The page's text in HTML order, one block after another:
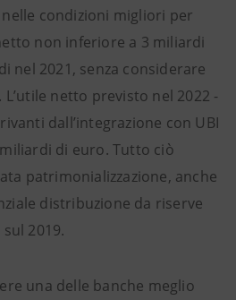
condizioni migliori per
non inferiore a 3 miliardi
nel 2021, senza considerare
L’utile netto previsto nel 2022 -
dall’integrazione con UBI
di euro. Tutto ciò
patrimonializzazione, anche
distribuzione da riserve
2019.
una delle banche meglio